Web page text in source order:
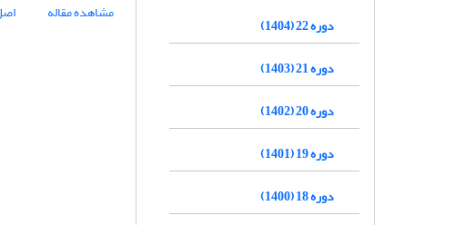
مشاهده مقاله
دوره 22 (1404)
دوره 21 (1403)
دوره 20 (1402)
دوره 19 (1401)
دوره 18 (1400)